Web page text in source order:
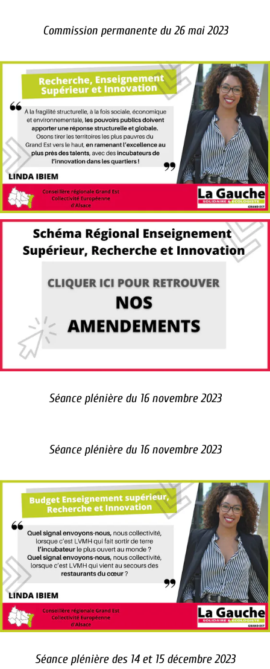
Commission permanente du 26 mai 2023
Séance plénière du 16 novembre 2023
Séance plénière du 16 novembre 2023
Séance plénière des 14 et 15 décembre 2023